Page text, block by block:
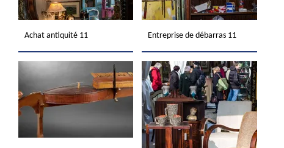
Achat antiquité 11 Entreprise de débarras 11